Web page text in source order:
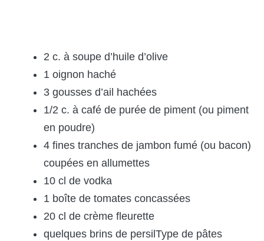
2 c. à soupe d’huile d’olive
1 oignon haché
3 gousses d’ail hachées
1/2 c. à café de purée de piment (ou piment
en poudre)
4 fines tranches de jambon fumé (ou bacon)
coupées en allumettes
10 cl de vodka
1 boîte de tomates concassées
20 cl de crème fleurette
quelques brins de persilType de pâtes